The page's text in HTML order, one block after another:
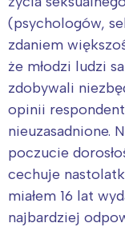
(psychologów,
zdaniem
że młodzi ludzi
zdobywali
opinii
nieuzasadnione.
poczucie
cechuje
miałem 16 lat
najbardziej
Łódź
Poznań